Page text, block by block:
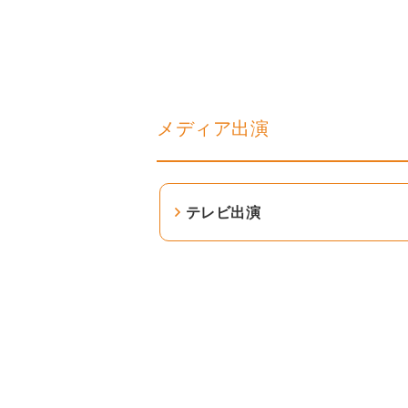
メディア出演
テレビ出演